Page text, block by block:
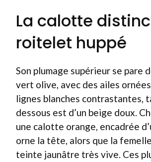
La calotte
roitelet huppé
Son plumage supérieur se pare
vert olive, avec des ailes
lignes blanches contrastantes,
dessous est d’un beige doux.
une calotte orange, encadrée
orne la tête, alors que la
teinte jaunâtre très vive. Ces